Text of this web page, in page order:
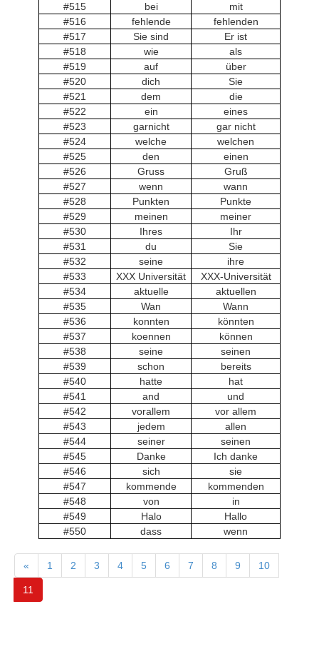
#515
bei
mit
#516
fehlende
fehlenden
#517
Sie sind
Er ist
#518
wie
als
#519
auf
über
#520
dich
Sie
#521
dem
die
#522
ein
eines
#523
garnicht
gar nicht
#524
welche
welchen
#525
den
einen
#526
Gruss
Gruß
#527
wenn
wann
#528
Punkten
Punkte
#529
meinen
meiner
#530
Ihres
Ihr
#531
du
Sie
#532
seine
ihre
#533
XXX Universität
XXX-Universität
#534
aktuelle
aktuellen
#535
Wan
Wann
#536
konnten
könnten
#537
koennen
können
#538
seine
seinen
#539
schon
bereits
#540
hatte
hat
#541
and
und
#542
vorallem
vor allem
#543
jedem
allen
#544
seiner
seinen
#545
Danke
Ich danke
#546
sich
sie
#547
kommende
kommenden
#548
von
in
#549
Halo
Hallo
#550
dass wenn
« 1 2 3 4 5 6 7 8 9 10
11